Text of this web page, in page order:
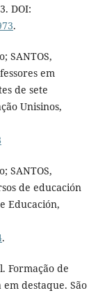
DOI:
.
SANTOS,
em
de sete
Unisinos,
SANTOS,
de educación
Educación,
.
Formação de
destaque. São